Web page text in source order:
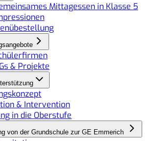
Mittagessen in Klasse 5
& Projekte
& Intervention
in die Oberstufe
von der Grundschule zur GE Emmerich